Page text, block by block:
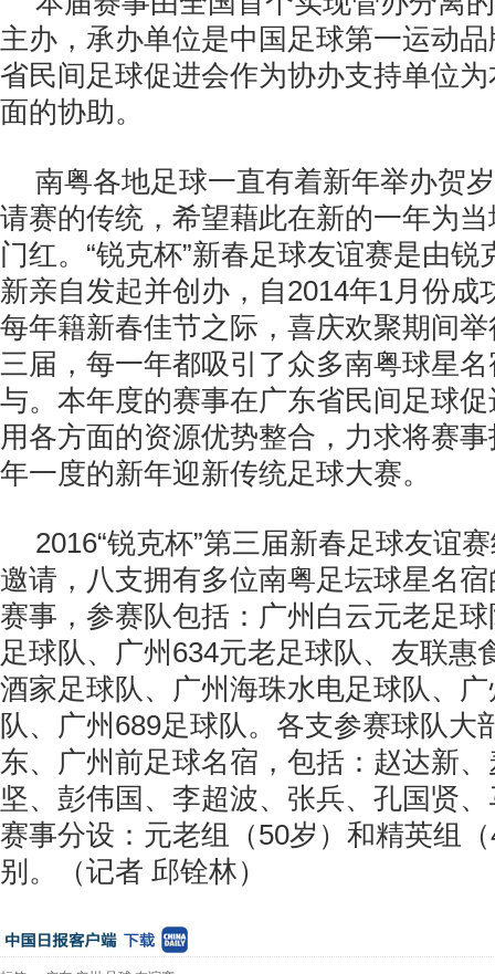
主办，承办单位是中国足球第一运动
省民间足球促进会作为协办支持单位
面的协助。
南粤各地足球一直有着新年举办贺
请赛的传统，希望藉此在新的一年为
门红。“锐克杯”新春足球友谊赛是由
新亲自发起并创办，自2014年1月份成
每年籍新春佳节之际，喜庆欢聚期间
三届，每一年都吸引了众多南粤球星
与。本年度的赛事在广东省民间足球
用各方面的资源优势整合，力求将赛
年一度的新年迎新传统足球大赛。
2016“锐克杯”第三届新春足球友谊
邀请，八支拥有多位南粤足坛球星名
赛事，参赛队包括：广州白云元老足
足球队、广州 634元老足球队、友联惠
酒家足球队、广州海珠水电足球队、
队、广州 689足球队。各支参赛球队大
东、广州前足球名宿，包括：赵达新
坚、彭伟国、李超波、张兵、孔国贤
赛事分设：元老组（50岁）和精英组（
别。（记者 邱铨林）